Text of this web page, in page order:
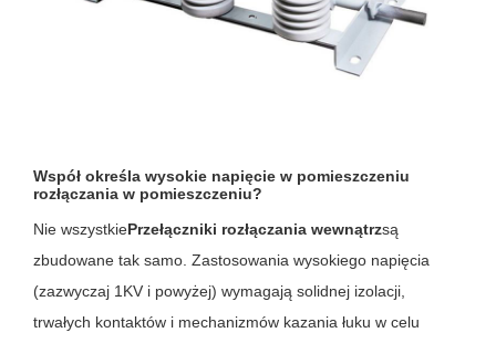
Współ określa wysokie napięcie w pomieszczeniu
rozłączania w pomieszczeniu?
Nie wszystkiePrzełączniki rozłączania wewnątrzsą
zbudowane tak samo. Zastosowania wysokiego napięcia
(zazwyczaj 1KV i powyżej) wymagają solidnej izolacji,
trwałych kontaktów i mechanizmów kazania łuku w celu